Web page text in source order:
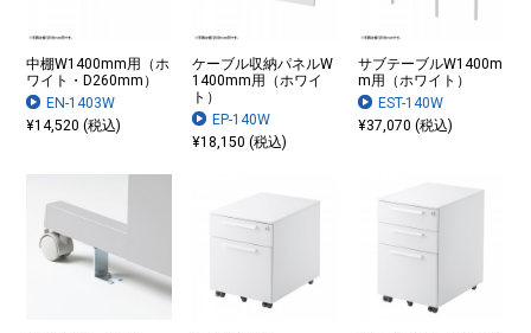
中棚W1400mm用（ホ
ワイト・D260mm）
EN-1403W
¥14,520 (税込)
ケーブル収納パネルW
1400mm用（ホワイ
ト）
EP-140W
¥18,150 (税込)
サブテーブルW1400m
m用（ホワイト）
EST-140W
¥37,070 (税込)